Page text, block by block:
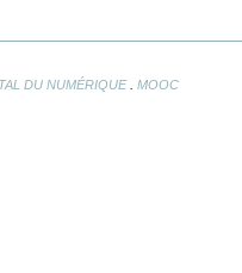
DU NUMÉRIQUE. MOOC